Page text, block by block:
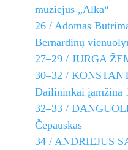
muziejus „Alka“
26 / Adomas
Bernardinų
27–29 / JURGA
30–32 /
Dailininkai įamžina
32–33 /
Čepauskas
34 / ANDRIEJUS